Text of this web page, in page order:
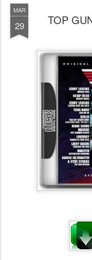
MAR
29 TOP